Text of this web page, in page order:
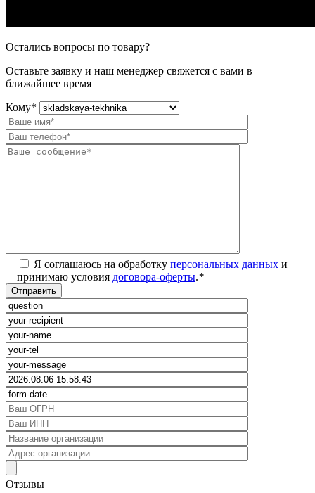
Остались вопросы по товару?
Оставьте заявку и наш менеджер свяжется с вами в
ближайшее время
Кому*
Я соглашаюсь на обработку персональных данных и
принимаю условия договора-оферты.*
Отзывы